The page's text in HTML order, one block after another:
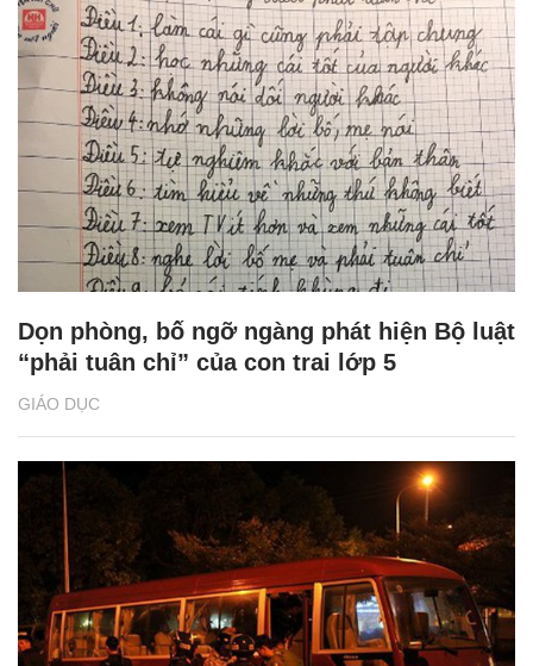
GIÁO DỤC
Dọn phòng, bố ngỡ ngàng phát hiện Bộ luật
“phải tuân chỉ” của con trai lớp 5